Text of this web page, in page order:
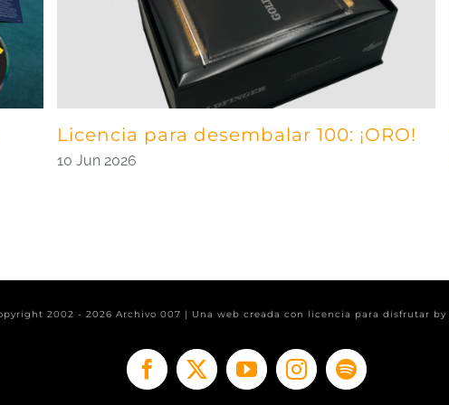
Licencia para desembalar 100: ¡ORO!
10 Jun 2026
2002 - 2026 Archivo 007 | Una web creada con licencia para disfrutar by
Facebook
X YouTubeInstagramSpotify